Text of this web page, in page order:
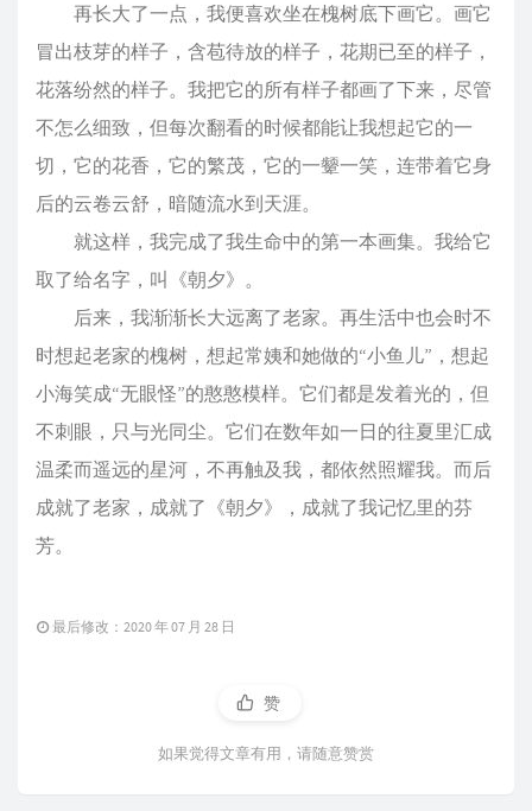
再长大了一点，我便喜欢坐在槐树底下画它。画它
冒出枝芽的样子，含苞待放的样子，花期已至的样子，
花落纷然的样子。我把它的所有样子都画了下来，尽管
不怎么细致，但每次翻看的时候都能让我想起它的一
切，它的花香，它的繁茂，它的一颦一笑，连带着它身
后的云卷云舒，暗随流水到天涯。
就这样，我完成了我生命中的第一本画集。我给它
取了给名字，叫《朝夕》。
后来，我渐渐长大远离了老家。再生活中也会时不
时想起老家的槐树，想起常姨和她做的“小鱼儿”，想起
小海笑成“无眼怪”的憨憨模样。它们都是发着光的，但
不刺眼，只与光同尘。它们在数年如一日的往夏里汇成
温柔而遥远的星河，不再触及我，都依然照耀我。而后
成就了老家，成就了《朝夕》，成就了我记忆里的芬
芳。
最后修改：2020 年 07 月 28 日
赞
如果觉得文章有用，请随意赞赏